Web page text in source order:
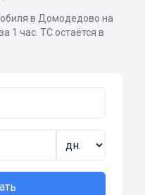
в Домодедово на
1 час. ТС остаётся в